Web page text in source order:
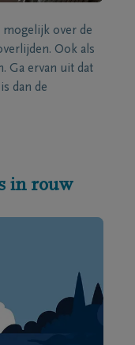
over de
Ook als
Ga ervan uit dat
dan de
in rouw